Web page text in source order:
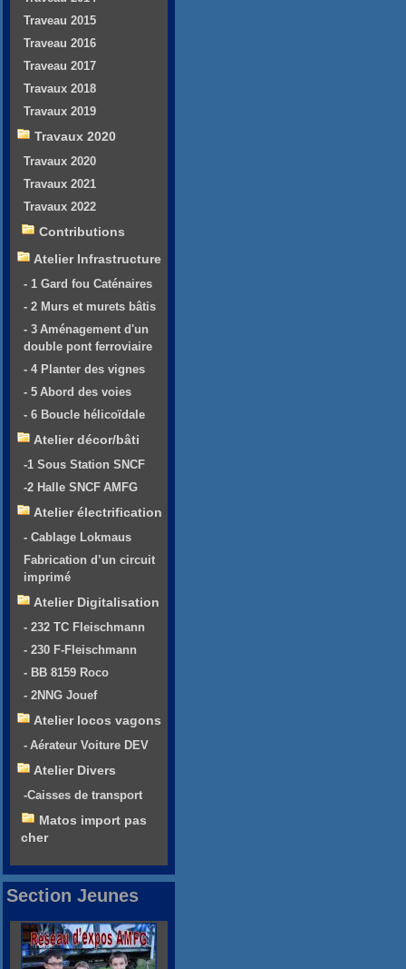
Traveau 2015
Traveau 2016
Traveau 2017
Travaux 2018
Travaux 2019
Travaux 2020
Travaux 2020
Travaux 2021
Travaux 2022
Contributions
Atelier Infrastructure
- 1 Gard fou Caténaires
- 2 Murs et murets bâtis
- 3 Aménagement d'un
double pont ferroviaire
- 4 Planter des vignes
- 5 Abord des voies
- 6 Boucle hélicoïdale
Atelier décor/bâti
-1 Sous Station SNCF
-2 Halle SNCF AMFG
Atelier électrification
- Cablage Lokmaus
Fabrication d’un circuit
imprimé
Atelier Digitalisation
- 232 TC Fleischmann
- 230 F-Fleischmann
- BB 8159 Roco
- 2NNG Jouef
Atelier locos vagons
- Aérateur Voiture DEV
Atelier Divers
-Caisses de transport
Matos import pas
cher
Section Jeunes